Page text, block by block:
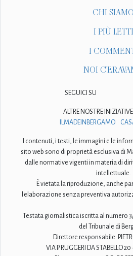
CHI SIAMO
I PIÙ LETTI
I
NOI
SEGUICI SU
ALTRE NOSTRE
ILMADEINBERGAMO
I contenuti, i testi, le immagini e le
sito web sono di proprietà esclusiva di
dalle normative vigenti in materia di
intellettuale.
È vietata la riproduzione, anche
l'elaborazione senza preventiva
Testata giornalistica iscritta al numero
del Tribunale di
Direttore responsabile:
VIA P. RUGGERI DA STABELLO